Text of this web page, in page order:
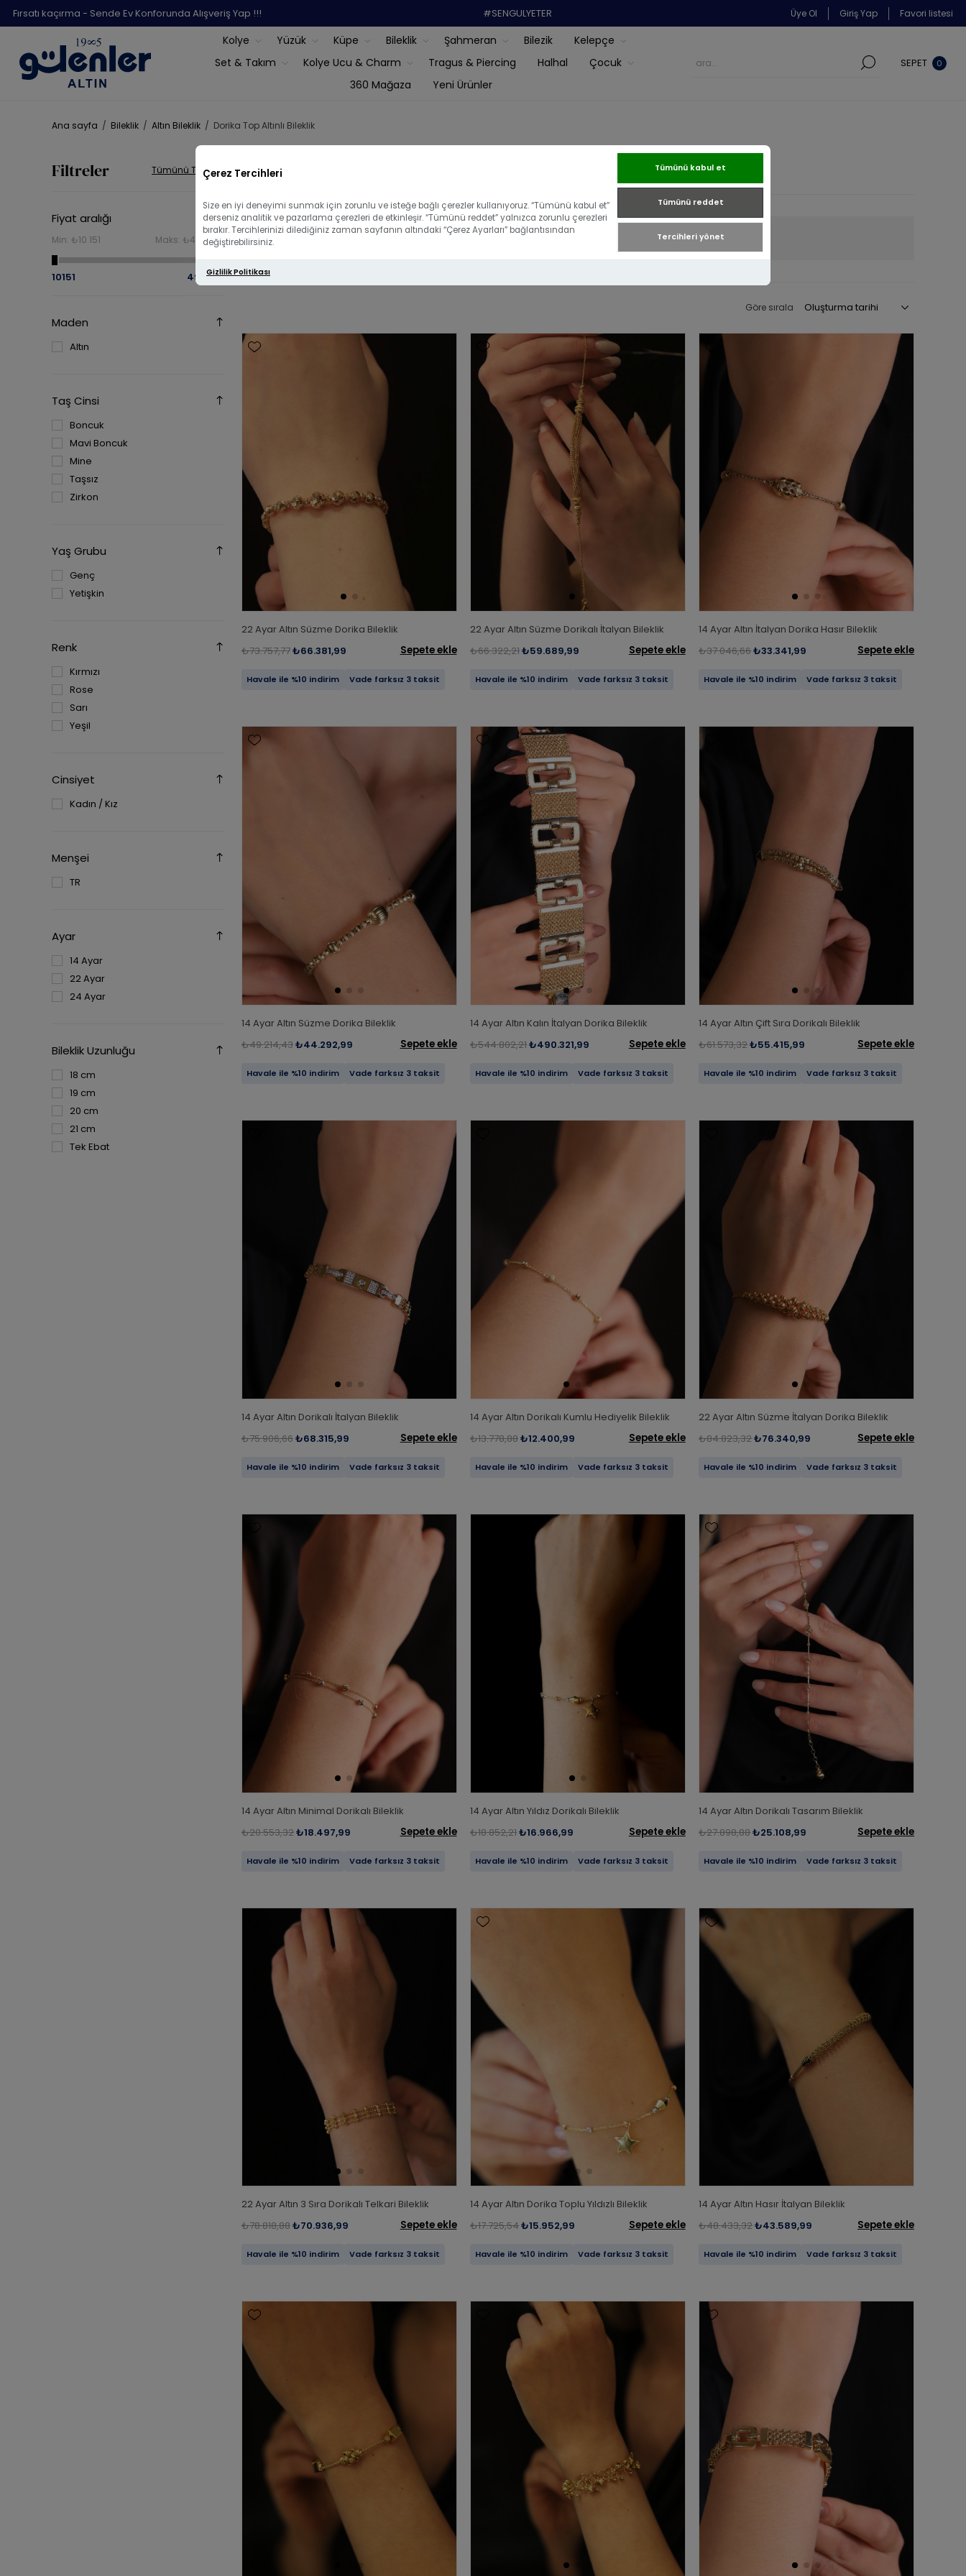
Çerez Tercihleri
Size en iyi deneyimi sunmak için zorunlu ve isteğe bağlı çerezler kullanıyoruz. “Tümünü kabul et”
derseniz analitik ve pazarlama çerezleri de etkinleşir. “Tümünü reddet” yalnızca zorunlu çerezleri
bırakır. Tercihlerinizi dilediğiniz zaman sayfanın altındaki “Çerez Ayarları” bağlantısından
değiştirebilirsiniz.
Tümünü kabul et
Tümünü reddet
Tercihleri yönet
Gizlilik Politikası
Fırsatı kaçırma - Sende Ev Konforunda Alışveriş Yap !!! #SENGULYETER Üye Ol Giriş Yap Favori listesi
Kolye Yüzük Küpe Bileklik Şahmeran Bilezik
Kelepçe
Set & Takım
Kolye Ucu & Charm Tragus & Piercing Halhal
Çocuk
360 Mağaza
Yeni Ürünler
SEPET 0
Ana sayfa / Bileklik / Altın Bileklik / Dorika Top Altınlı Bileklik
Filtreler Tümünü Temizle
Fiyat aralığı
Min: ₺10.151 Maks: ₺490.322
10151 490322
Maden
Altın
Taş Cinsi
Boncuk
Mavi Boncuk
Mine
Taşsız
Zirkon
Yaş Grubu
Genç
Yetişkin
Renk
Kırmızı
Rose
Sarı
Yeşil
Cinsiyet
Kadın / Kız
Menşei
TR
Ayar
14 Ayar
22 Ayar
24 Ayar
Bileklik Uzunluğu
18 cm
19 cm
20 cm
21 cm
Tek Ebat
Dorika Top Altınlı Bileklik
14 Ayar
Göre sırala
22 Ayar Altın Süzme Dorika Bileklik
₺73.757,77₺66.381,99 Sepete ekle
Havale ile %10 indirim Vade farksız 3 taksit
22 Ayar Altın Süzme Dorikalı İtalyan Bileklik
₺66.322,21₺59.689,99 Sepete ekle
Havale ile %10 indirim Vade farksız 3 taksit
14 Ayar Altın İtalyan Dorika Hasır Bileklik
₺37.046,66₺33.341,99 Sepete ekle
Havale ile %10 indirim Vade farksız 3 taksit
14 Ayar Altın Süzme Dorika Bileklik
₺49.214,43₺44.292,99 Sepete ekle
Havale ile %10 indirim Vade farksız 3 taksit
14 Ayar Altın Kalın İtalyan Dorika Bileklik
₺544.802,21₺490.321,99 Sepete ekle
Havale ile %10 indirim Vade farksız 3 taksit
14 Ayar Altın Çift Sıra Dorikalı Bileklik
₺61.573,32₺55.415,99 Sepete ekle
Havale ile %10 indirim Vade farksız 3 taksit
14 Ayar Altın Dorikalı İtalyan Bileklik
₺75.906,66₺68.315,99 Sepete ekle
Havale ile %10 indirim Vade farksız 3 taksit
14 Ayar Altın Dorikalı Kumlu Hediyelik Bileklik
₺13.778,88₺12.400,99 Sepete ekle
Havale ile %10 indirim Vade farksız 3 taksit
22 Ayar Altın Süzme İtalyan Dorika Bileklik
₺84.823,32₺76.340,99 Sepete ekle
Havale ile %10 indirim Vade farksız 3 taksit
14 Ayar Altın Minimal Dorikalı Bileklik
₺20.553,32₺18.497,99 Sepete ekle
Havale ile %10 indirim Vade farksız 3 taksit
14 Ayar Altın Yıldız Dorikalı Bileklik
₺18.852,21₺16.966,99 Sepete ekle
Havale ile %10 indirim Vade farksız 3 taksit
14 Ayar Altın Dorikalı Tasarım Bileklik
₺27.898,88₺25.108,99 Sepete ekle
Havale ile %10 indirim Vade farksız 3 taksit
22 Ayar Altın 3 Sıra Dorikalı Telkari Bileklik
₺78.818,88₺70.936,99 Sepete ekle
Havale ile %10 indirim Vade farksız 3 taksit
14 Ayar Altın Dorika Toplu Yıldızlı Bileklik
₺17.725,54₺15.952,99 Sepete ekle
Havale ile %10 indirim Vade farksız 3 taksit
14 Ayar Altın Hasır İtalyan Bileklik
₺48.433,32₺43.589,99 Sepete ekle
Havale ile %10 indirim Vade farksız 3 taksit